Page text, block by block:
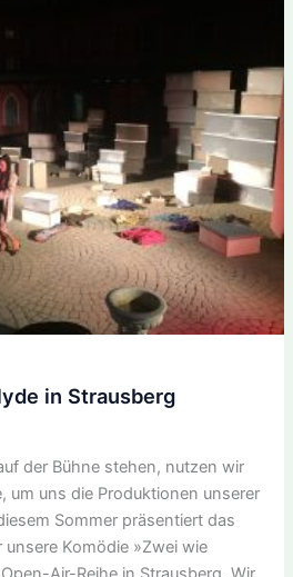
in Strausberg
der Bühne stehen, nutzen wir
um uns die Produktionen unserer
Sommer präsentiert das
unsere Komödie »Zwei wie